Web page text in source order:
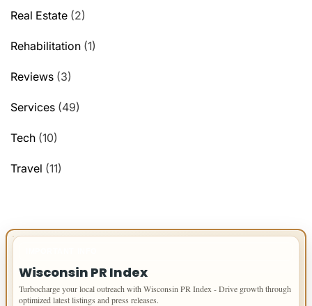
Real Estate (2)
Rehabilitation (1)
Reviews (3)
Services (49)
Tech (10)
Travel (11)
Wisconsin PR Index
Turbocharge your local outreach with Wisconsin PR Index - Drive growth through
optimized latest listings and press releases.